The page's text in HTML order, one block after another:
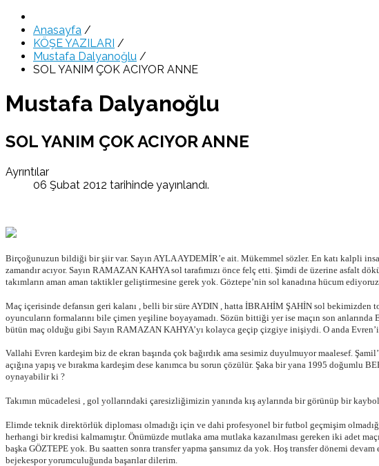
Anasayfa /
KÖŞE YAZILARI /
Mustafa Dalyanoğlu /
SOL YANIM ÇOK ACIYOR ANNE
Mustafa Dalyanoğlu
SOL YANIM ÇOK ACIYOR ANNE
Ayrıntılar
06 Şubat 2012 tarihinde yayınlandı.
Birçoğunuzun bildiği bir şiir var. Sayın AYLA AYDEMİR’e ait. Mükemmel sözler. En katı kalpli
zamandır acıyor. Sayın RAMAZAN KAHYA sol tarafımızı önce felç etti. Şimdi de üzerine asfalt
takımların aman aman taktikler geliştirmesine gerek yok. Göztepe’nin sol kanadına hücum
Maç içerisinde defansın geri kalanı , belli bir süre AYDIN , hatta İBRAHİM ŞAHİN sol bekimizden
oyuncuların formalarını bile çimen yeşiline boyayamadı. Sözün bittiği yer ise maçın son
bütün maç olduğu gibi Sayın RAMAZAN KAHYA’yı kolayca geçip çizgiye inişiydi. O anda Evren’in
Vallahi Evren kardeşim biz de ekran başında çok bağırdık ama sesimiz duyulmuyor maalesef.
açığına yapış ve bırakma kardeşim dese kanımca bu sorun çözülür. Şaka bir yana 1995
oynayabilir ki ?
Takımın mücadelesi , gol yollarındaki çaresizliğimizin yanında kış aylarında bir görünüp bir
Elimde teknik direktörlük diploması olmadığı için ve dahi profesyonel bir futbol geçmişim
herhangi bir kredisi kalmamıştır. Önümüzde mutlaka ama mutlaka kazanılması gereken iki adet
başka GÖZTEPE yok. Bu saatten sonra transfer yapma şansımız da yok. Hoş transfer dönemi
bejekespor yorumculuğunda başarılar dilerim.